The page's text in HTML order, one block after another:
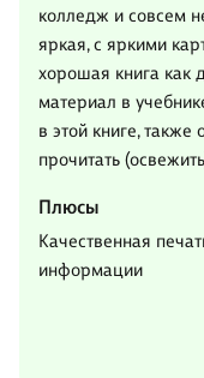
колледж и совсем
яркая, с яркими
хорошая книга как
материал в
в этой книге, также
прочитать
Плюсы
Качественная
информации